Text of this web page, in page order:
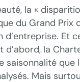
la «
du Grand Prix
d’entreprise. Et
d’abord, la
saisonnalité que
Mais